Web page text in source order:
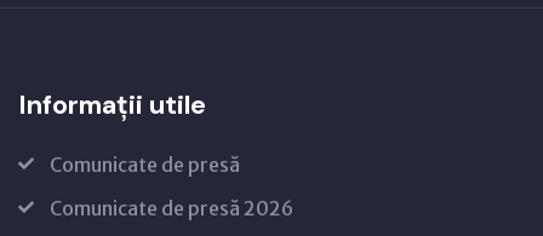
Informații utile
Comunicate de presă
Comunicate de presă 2026